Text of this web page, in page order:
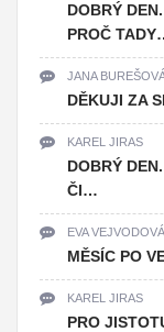
DOBRÝ
PROČ
JANA
DĚKUJI ZA
KAREL JIRAS
DOBRÝ
ČI…
EVA VEJVODOVÁ
MĚSÍC PO
KAREL JIRAS
PRO